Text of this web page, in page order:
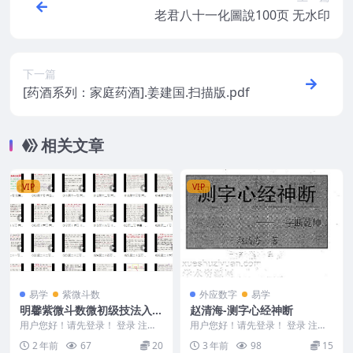
老君八十一化圖說100页 无水印
下一篇
[药酒系列：家庭药酒].姜建国.扫描版.pdf
相关文章
VIP
易学 紫微斗数
明馨紫微斗数微初级技法入门
课30集视频
用户您好！请先登录！ 登录 注册
明馨紫微斗数微初级技法入门课 2
410154 ...
2 年前 67 20
VIP
外应数字 易学
赵清海-测字心经神断
用户您好！请先登录！ 登录 注册
赵清海-测字心经神断 2401216-17
3 年前 98 15